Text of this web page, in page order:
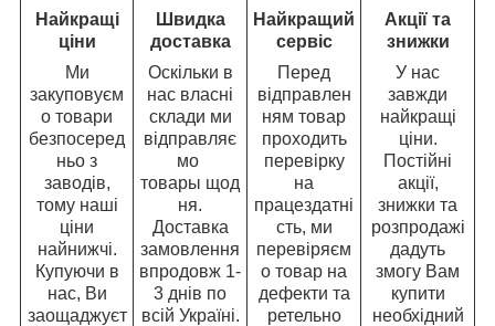
Найкращі
ціни
Ми
закуповуєм
о товари
безпосеред
ньо з
заводів,
тому наші
ціни
найнижчі.
Купуючи в
нас, Ви
заощаджуєт
Швидка
доставка
Оскільки в
нас власні
склади ми
відправляє
мо
товары щод
ня.
Доставка
замовлення
впродовж 1-
3 днів по
всій Україні.
Найкращий
сервіс
Перед
відправлен
ням товар
проходить
перевірку
на
працездатні
сть, ми
перевіряєм
о товар на
дефекти та
ретельно
Акції та
знижки
У нас
завжди
найкращі
ціни.
Постійні
акції,
знижки та
розпродажі
дадуть
змогу Вам
купити
необхідний